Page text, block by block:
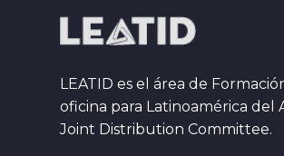
LEATID es el área de
oficina para Latinoamérica del
Joint Distribution Committee.